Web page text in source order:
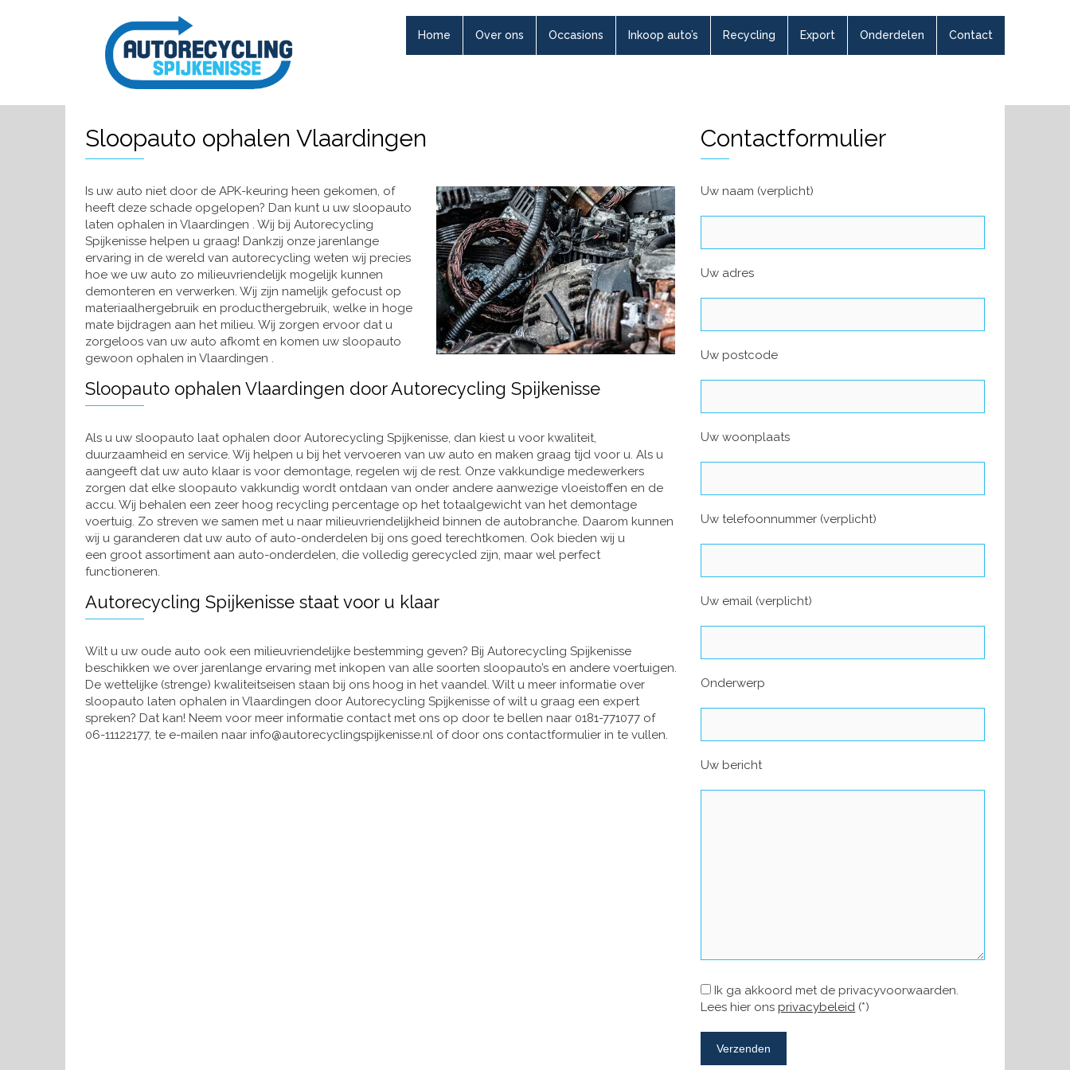
Home Over ons Occasions Inkoop auto’s Recycling Export Onderdelen Contact
Sloopauto ophalen Vlaardingen
Is uw auto niet door de APK-keuring heen gekomen, of
heeft deze schade opgelopen? Dan kunt u uw sloopauto
laten ophalen in Vlaardingen . Wij bij Autorecycling
Spijkenisse helpen u graag! Dankzij onze jarenlange
ervaring in de wereld van autorecycling weten wij precies
hoe we uw auto zo milieuvriendelijk mogelijk kunnen
demonteren en verwerken. Wij zijn namelijk gefocust op
materiaalhergebruik en producthergebruik, welke in hoge
mate bijdragen aan het milieu. Wij zorgen ervoor dat u
zorgeloos van uw auto afkomt en komen uw sloopauto
gewoon ophalen in Vlaardingen .
Sloopauto ophalen Vlaardingen door Autorecycling Spijkenisse
Als u uw sloopauto laat ophalen door Autorecycling Spijkenisse, dan kiest u voor kwaliteit,
duurzaamheid en service. Wij helpen u bij het vervoeren van uw auto en maken graag tijd voor u. Als u
aangeeft dat uw auto klaar is voor demontage, regelen wij de rest. Onze vakkundige medewerkers
zorgen dat elke sloopauto vakkundig wordt ontdaan van onder andere aanwezige vloeistoffen en de
accu. Wij behalen een zeer hoog recycling percentage op het totaalgewicht van het demontage
voertuig. Zo streven we samen met u naar milieuvriendelijkheid binnen de autobranche. Daarom kunnen
wij u garanderen dat uw auto of auto-onderdelen bij ons goed terechtkomen. Ook bieden wij u
een groot assortiment aan auto-onderdelen, die volledig gerecycled zijn, maar wel perfect
functioneren.
Autorecycling Spijkenisse staat voor u klaar
Wilt u uw oude auto ook een milieuvriendelijke bestemming geven? Bij Autorecycling Spijkenisse
beschikken we over jarenlange ervaring met inkopen van alle soorten sloopauto’s en andere voertuigen.
De wettelijke (strenge) kwaliteitseisen staan bij ons hoog in het vaandel. Wilt u meer informatie over
sloopauto laten ophalen in Vlaardingen door Autorecycling Spijkenisse of wilt u graag een expert
spreken? Dat kan! Neem voor meer informatie contact met ons op door te bellen naar 0181-771077 of
06-11122177, te e-mailen naar info@autorecyclingspijkenisse.nl of door ons contactformulier in te vullen.
Contactformulier
Uw naam (verplicht)
Uw adres
Uw postcode
Uw woonplaats
Uw telefoonnummer (verplicht)
Uw email (verplicht)
Onderwerp
Uw bericht
Ik ga akkoord met de privacyvoorwaarden.
Lees hier ons privacybeleid (*)